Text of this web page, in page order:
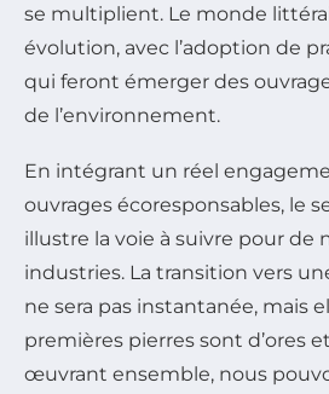
se multiplient. Le monde
évolution, avec l’adoption de
qui feront émerger des
de l’environnement.
En intégrant un réel
ouvrages écoresponsables, le
illustre la voie à suivre pour de
industries. La transition vers
ne sera pas instantanée, mais
premières pierres sont d’ores
œuvrant ensemble, nous